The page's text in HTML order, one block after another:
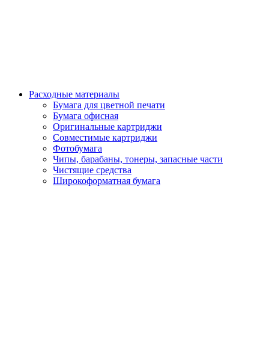
Расходные материалы
Бумага для цветной печати
Бумага офисная
Оригинальные картриджи
Совместимые картриджи
Фотобумага
Чипы, барабаны, тонеры, запасные части
Чистящие средства
Широкоформатная бумага